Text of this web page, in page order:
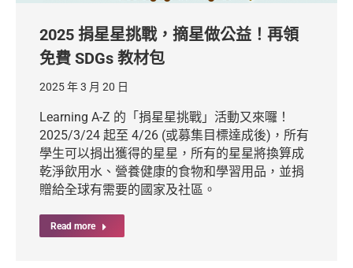
2025 捐星星挑戰，摘星做公益！再領
免費 SDGs 教材包
2025 年 3 月 20 日
Learning A-Z 的「捐星星挑戰」活動又來囉！
2025/3/24 起至 4/26 (或募集目標達成後)，所有
學生可以捐出獲得的星星，所有的星星將換算成
乾淨飲用水、營養健康的食物和學習用品，並捐
贈給全球有需要的國家及社區。
Read more